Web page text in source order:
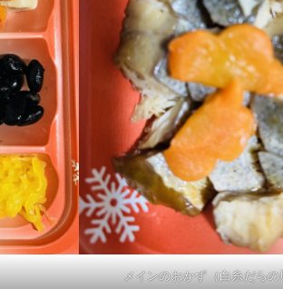
メインのおかず（白糸だらの